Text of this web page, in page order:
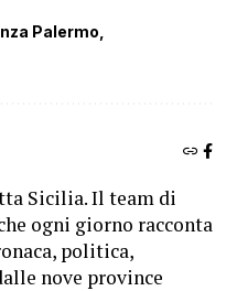
Palermo
Sicilia. Il team di
ogni giorno racconta
politica,
nove province